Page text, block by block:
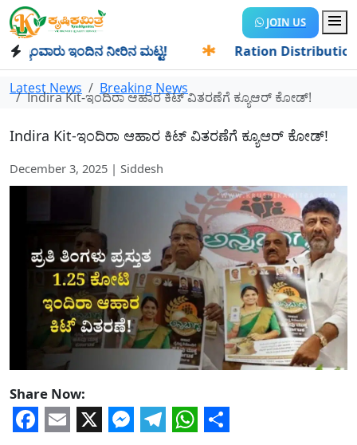
JOIN US
ಇಂದಿನ ನೀರಿನ ಮಟ್ಟ! Ration Distribution-
Latest News Breaking News
Indira Kit-ಇಂದಿರಾ ಆಹಾರ ಕಿಟ್ ವಿತರಣೆಗೆ ಕ್ಯೂಆರ್ ಕೋಡ್!
Indira Kit-ಇಂದಿರಾ ಆಹಾರ ಕಿಟ್ ವಿತರಣೆಗೆ ಕ್ಯೂಆರ್ ಕೋಡ್!
December 3, 2025 | Siddesh
Share Now: